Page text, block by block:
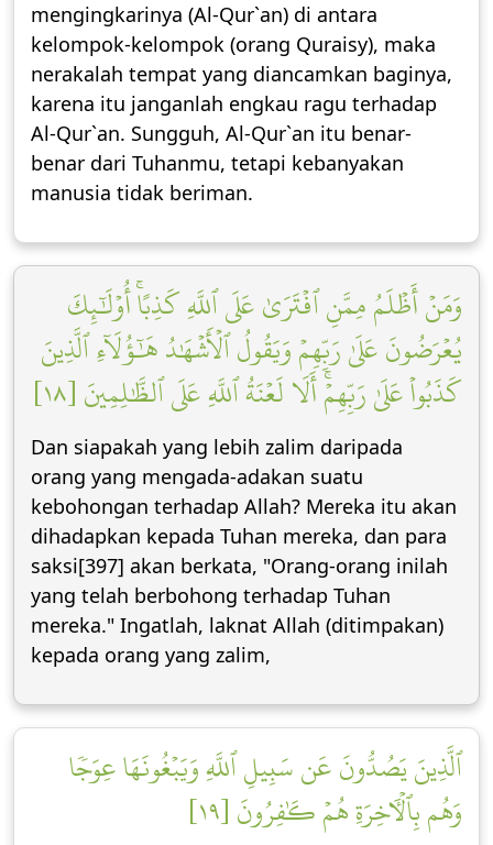
mengingkarinya (Al-Qur`an) di antara
kelompok-kelompok (orang Quraisy), maka
nerakalah tempat yang diancamkan baginya,
karena itu janganlah engkau ragu terhadap
Al-Qur`an. Sungguh, Al-Qur`an itu benar-
benar dari Tuhanmu, tetapi kebanyakan
manusia tidak beriman.
وَمَنۡ أَظۡلَمُ مِمَّنِ ٱفۡتَرَىٰ عَلَى ٱللَّهِ كَذِبًاۚ أُوْلَٰٓئِكَ
يُعۡرَضُونَ عَلَىٰ رَبِّهِمۡ وَيَقُولُ ٱلۡأَشۡهَٰدُ هَٰٓؤُلَآءِ ٱلَّذِينَ
كَذَبُواْ عَلَىٰ رَبِّهِمۡۚ أَلَا لَعۡنَةُ ٱللَّهِ عَلَى ٱلظَّٰلِمِينَ [١٨]
Dan siapakah yang lebih zalim daripada
orang yang mengada-adakan suatu
kebohongan terhadap Allah? Mereka itu akan
dihadapkan kepada Tuhan mereka, dan para
saksi[397] akan berkata, "Orang-orang inilah
yang telah berbohong terhadap Tuhan
mereka." Ingatlah, laknat Allah (ditimpakan)
kepada orang yang zalim,
ٱلَّذِينَ يَصُدُّونَ عَن سَبِيلِ ٱللَّهِ وَيَبۡغُونَهَا عِوَجٗا
وَهُم بِٱلۡأٓخِرَةِ هُمۡ كَٰفِرُونَ [١٩]